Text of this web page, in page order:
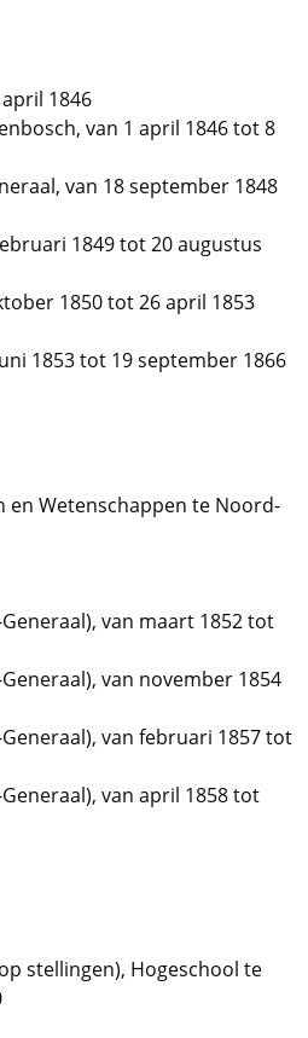
1846
van 1 april 1846 tot 8
van 18 september 1848
1849 tot 20 augustus
1850 tot 26 april 1853
1853 tot 19 september 1866
Wetenschappen te Noord-
van maart 1852 tot
van november 1854
van februari 1857 tot
van april 1858 tot
stellingen), Hogeschool te